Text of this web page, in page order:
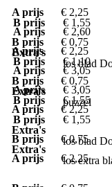
B prijs € 1,55
Extra's
los blad
A prijs € 2,25
B prijs € 0,75
A prijs € 2,60
B prijs € 1,10
Extra's
puzzel
A prijs € 2,25
B prijs € 0,75
A prijs € 3,05
B prijs € 1,55
Extra's
los blad
A prijs € 3,05
B prijs € 1,55
Extra's
los extra
A prijs € 2,25
B prijs
€ 0,75
A prijs
€ 2,25